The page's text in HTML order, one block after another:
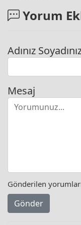
Yorum
Adınız
Mesaj
Gönderilen
Gönder